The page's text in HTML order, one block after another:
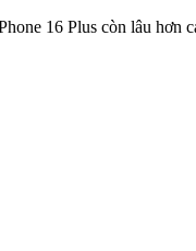
16 Plus còn lâu hơn